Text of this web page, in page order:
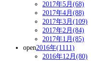
2017年5月(68)
2017年4月(88)
2017年3月(109)
2017年2月(84)
2017年1月(85)
open2016年(1111)
2016年12月(80)